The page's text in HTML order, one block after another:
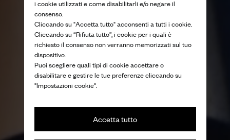
i cookie utilizzati e come disabilitarli e/o negare il
consenso.
Cliccando su "Accetta tutto" acconsenti a tutti i cookie.
Cliccando su “Rifiuta tutto”, i cookie per i quali è
richiesto il consenso non verranno memorizzati sul tuo
dispositivo.
Puoi scegliere quali tipi di cookie accettare o
disabilitare e gestire le tue preferenze cliccando su
"Impostazioni cookie".
Accetta tutto